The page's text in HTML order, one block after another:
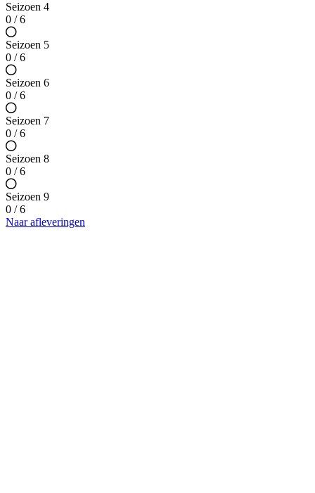
Seizoen 4
0 / 6
Seizoen 5
0 / 6
Seizoen 6
0 / 6
Seizoen 7
0 / 6
Seizoen 8
0 / 6
Seizoen 9
0 / 6
Naar afleveringen